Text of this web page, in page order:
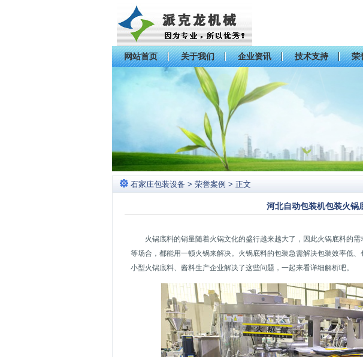
网站首页 关于我们 企业资讯 技术支持 荣
石家庄包装设备 > 荣誉案例 > 正文
河北自动包装机包装火锅
火锅底料的销量随着火锅文化的盛行越来越大了，因此火锅底料的
等场合，都能用一顿火锅来解决。火锅底料的包装急需解决包装效率低、
小型火锅底料、酱料生产企业解决了这些问题，一起来看详细解析吧。